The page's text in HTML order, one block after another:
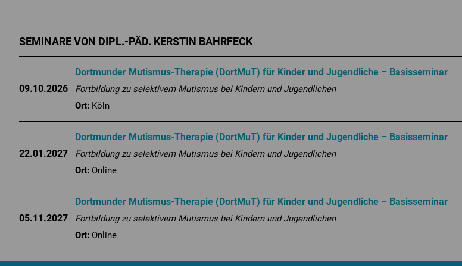
SEMINARE VON DIPL.-PÄD. KERSTIN BAHRFECK
09.10.2026
Dortmunder Mutismus-Therapie (DortMuT) für Kinder und Jugendliche – Basisseminar
Fortbildung zu selektivem Mutismus bei Kindern und Jugendlichen
Ort: Köln
22.01.2027
Dortmunder Mutismus-Therapie (DortMuT) für Kinder und Jugendliche – Basisseminar
Fortbildung zu selektivem Mutismus bei Kindern und Jugendlichen
Ort: Online
05.11.2027
Dortmunder Mutismus-Therapie (DortMuT) für Kinder und Jugendliche – Basisseminar
Fortbildung zu selektivem Mutismus bei Kindern und Jugendlichen
Ort: Online